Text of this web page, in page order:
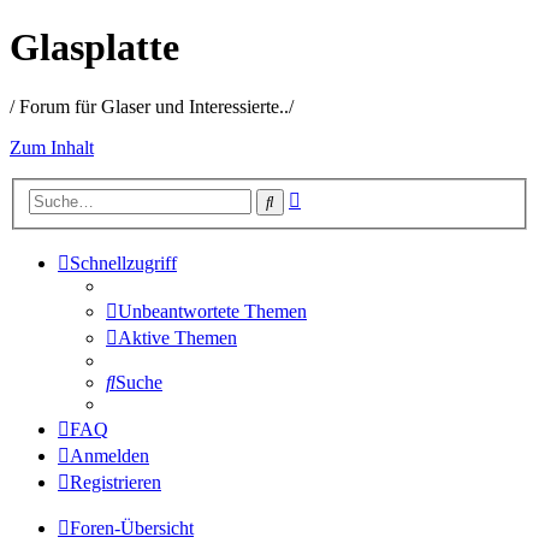
Glasplatte
/ Forum für Glaser und Interessierte../
Zum Inhalt
Suche
Schnellzugriff
Unbeantwortete Themen
Aktive Themen
Suche
FAQ
Anmelden
Registrieren
Foren-Übersicht